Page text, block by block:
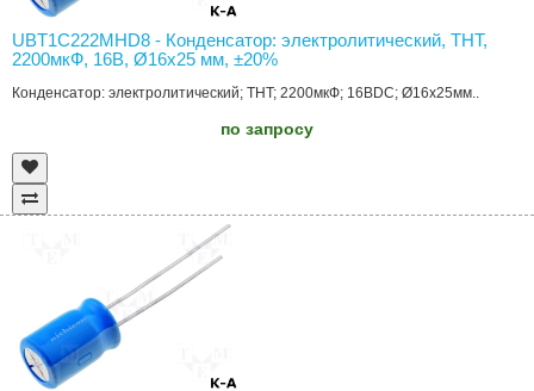
UBT1C222MHD8 - Конденсатор: электролитический, THT,
2200мкФ, 16В, Ø16x25 мм, ±20%
Конденсатор: электролитический; THT; 2200мкФ; 16ВDC; Ø16x25мм..
по запросу